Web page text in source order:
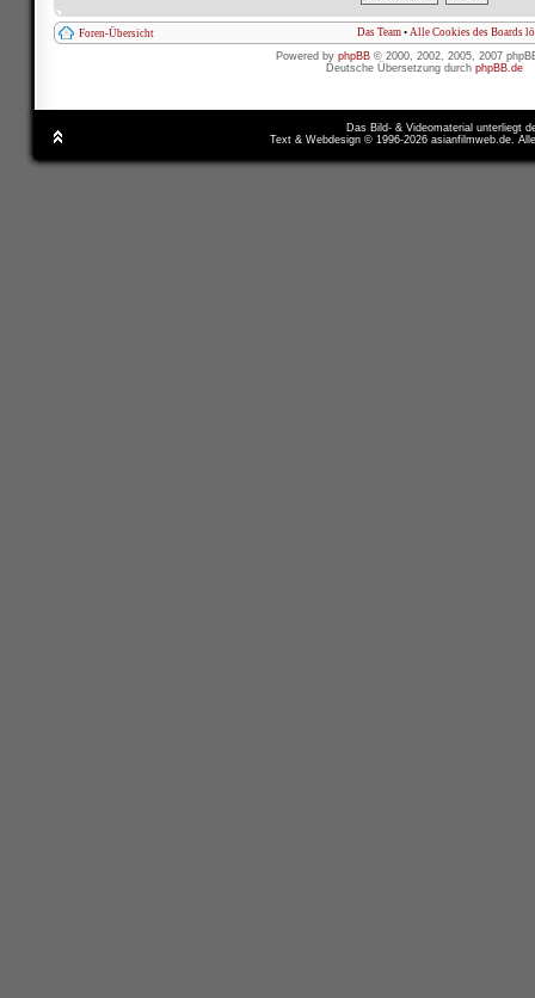
Foren-Übersicht Das Team • Alle Cookies des Boards
Powered by phpBB © 2000, 2002, 2005, 2007
Deutsche Übersetzung durch phpBB.de
Das Bild- & Videomaterial unterliegt
Text & Webdesign © 1996-2026 asianfilmweb.de.